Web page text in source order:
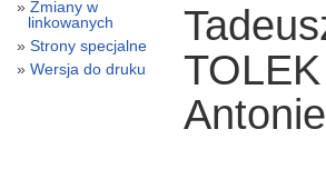
Zmiany w
linkowanych
Strony specjalne
Wersja do druku